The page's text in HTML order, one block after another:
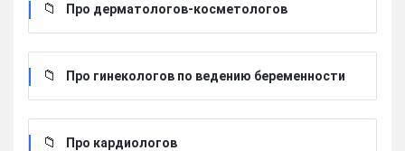
Про дерматологов-косметологов
Про гинекологов по ведению беременности
Про кардиологов